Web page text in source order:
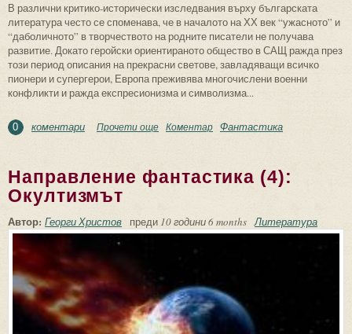
В различни критико-исторически изследвания върху българската
литература често се споменава, че в началото на ХХ век “ужасното” и
“даболичното” в творчеството на родните писатели не получава
развитие. Докато геройски ориентираното общество в САЩ ражда през
този период описания на прекрасни светове, завладяващи всичко
пионери и супергерои, Европа преживява многочислени военни
конфликти и ражда експресионизма и символизма...
0 коментари Прочети още about Направление фантастика (3): V.
Коментар Фантастика
Направление фантастика (4):
Окултизмът
Автор: Георги Христов преди 10 години 6 months Литература